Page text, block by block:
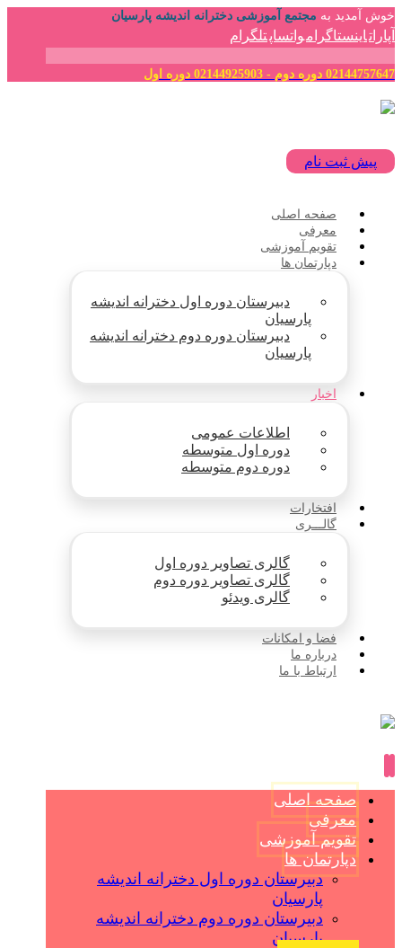
خوش آمدید به مجتمع آموزشی دخترانه اندیشه پارسیان
آپاراتاینستاگرامواتساپتلگرام
02144757647 دوره دوم - 02144925903 دوره اول
پیش ثبت نام
صفحه اصلی
معرفی
تقویم آموزشی
دپارتمان ها
دبیرستان دوره اول دخترانه اندیشه
پارسیان
دبیرستان دوره دوم دخترانه اندیشه
پارسیان
اخبار
اطلاعات عمومی
دوره اول متوسطه
دوره دوم متوسطه
افتخارات
گالـــری
گالری تصاویر دوره اول
گالری تصاویر دوره دوم
گالری ویدئو
فضا و امکانات
درباره ما
ارتباط با ما
صفحه اصلی
معرفی
تقویم آموزشی
دپارتمان ها
دبیرستان دوره اول دخترانه اندیشه
پارسیان
دبیرستان دوره دوم دخترانه اندیشه
پارسیان